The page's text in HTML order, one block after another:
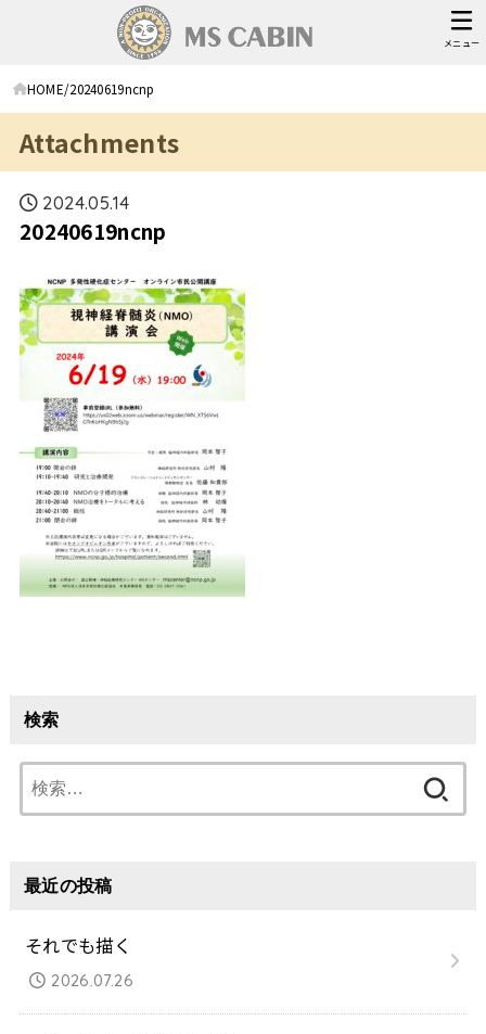
メニュー
HOME 20240619ncnp
Attachments
2024.05.14
20240619ncnp
検索
索:
最近の投稿
それでも描く
2026.07.26